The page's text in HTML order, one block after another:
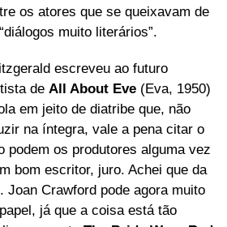
os atores que se queixavam de
muito literários”.
escreveu ao futuro
de All About Eve (Eva, 1950)
em jeito de diatribe que, não
na íntegra, vale a pena citar o
podem os produtores alguma vez
bom escritor, juro. Achei que da
Joan Crawford pode agora muito
já que a coisa está tão